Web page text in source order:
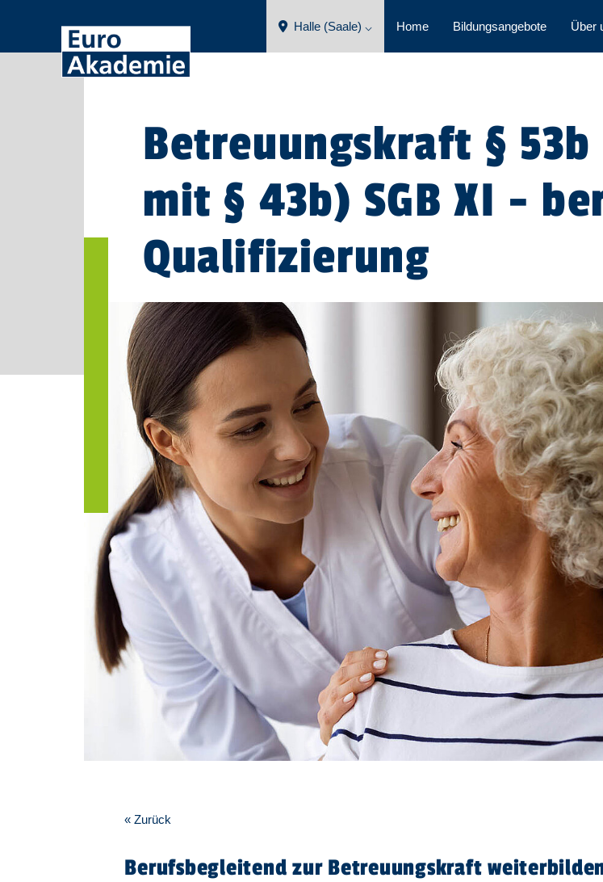
Halle (Saale) ⌵ Home Bildungsangebote Über
Betreuungskraft §
mit § 43b) SGB XI -
Qualifizierung
« Zurück
Berufsbegleitend zur Betreuungskraft